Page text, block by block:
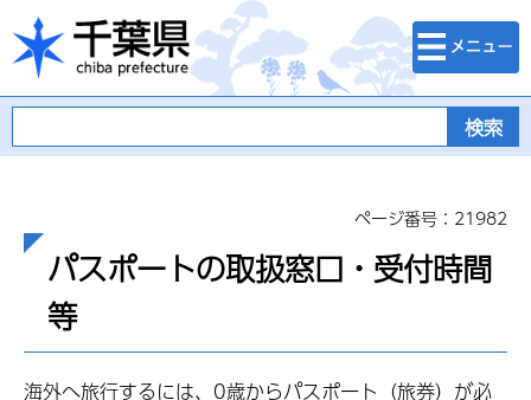
千葉県
検索・メニュ
ー
ページ番号：21982
パスポートの取扱窓口・受付時間
等
海外へ旅行するには、0歳からパスポート（旅券）が必